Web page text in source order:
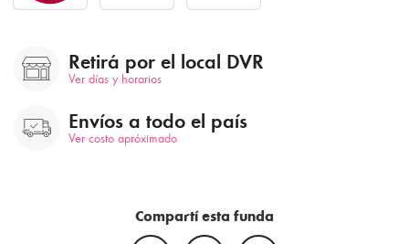
Retirá por el local DVR
Ver días y horarios
Envíos a todo el país
Ver costo apróximado
Compartí esta funda